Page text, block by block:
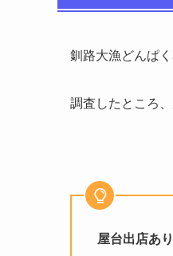
釧路大漁どんぱ
調査したところ
屋台出店あり